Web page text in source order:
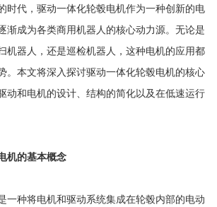
时代，驱动一体化轮毂电机作为一种创新的电
渐成为各类商用机器人的核心动力源。无论是
机器人，还是巡检机器人，这种电机的应用都
。本文将深入探讨驱动一体化轮毂电机的核心
动和电机的设计、结构的简化以及在低速运行
机的基本概念
一种将电机和驱动系统集成在轮毂内部的电动